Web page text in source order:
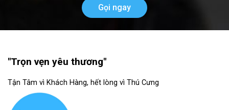
Gọi ngay
"Trọn vẹn yêu thương"
Tận Tâm vì Khách Hàng, hết lòng vì Thú Cưng